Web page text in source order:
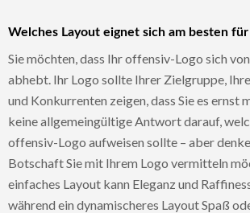
Welches Layout eignet sich am besten
Sie möchten, dass Ihr offensiv-Logo sich
abhebt. Ihr Logo sollte Ihrer Zielgruppe,
und Konkurrenten zeigen, dass Sie es ernst
keine allgemeingültige Antwort darauf,
offensiv-Logo aufweisen sollte – aber
Botschaft Sie mit Ihrem Logo vermitteln
einfaches Layout kann Eleganz und
während ein dynamischeres Layout Spaß